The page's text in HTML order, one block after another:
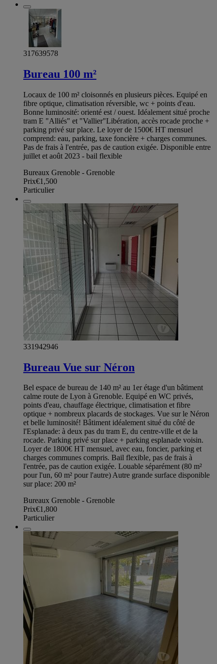
317639578
Bureau 100 m²
Locaux de 100 m² cloisonnés en plusieurs pièces. Equipé en
fibre optique, climatisation réversible, wc + points d'eau.
Bonne luminosité: orienté est / ouest. Idéalement situé proche
tram E "Alliés" et "Vallier"Libération, accès rocade proche +
parking privé sur place. Le loyer de 1500€ HT mensuel
comprend: eau, parking, taxe foncière + charges communes.
Pas de frais à l'entrée, pas de caution exigée. Disponible entre
juillet et août 2023 - bail flexible
Bureaux Grenoble - Grenoble
Prix€1,500
Particulier
331942946
Bureau Vue sur Néron
Bel espace de bureau de 140 m² au 1er étage d'un bâtiment
calme route de Lyon à Grenoble. Equipé en WC privés,
points d'eau, chauffage électrique, climatisation et fibre
optique + nombreux placards de stockages. Vue sur le Néron
et belle luminosité! Bâtiment idéalement situé du côté de
l'Esplanade: à deux pas du tram E, du centre-ville et de la
rocade. Parking privé sur place + parking esplanade voisin.
Loyer de 1800€ HT mensuel, avec eau, foncier, parking et
charges communes compris. Bail flexible, pas de frais à
l'entrée, pas de caution exigée. Louable séparément (80 m²
pour l'un, 60 m² pour l'autre) Autre grande surface disponible
sur place: 200 m²
Bureaux Grenoble - Grenoble
Prix€1,800
Particulier